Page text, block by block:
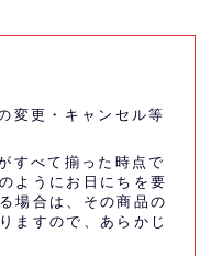
変更・キャンセル等
すべて揃った時点で
ようにお日にちを要
場合は、その商品の
ますので、あらかじ